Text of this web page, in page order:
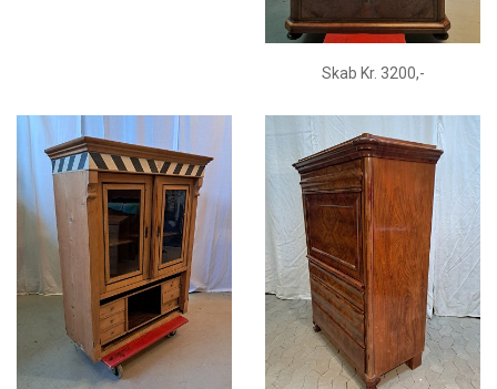
Skab Kr. 3200,-